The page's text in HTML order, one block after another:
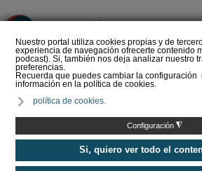
Nuestro portal utiliza cookies propias y de
experiencia de navegación ofrecerte contenido
podcast). Si, también nos deja analizar nuestro
preferencias.
Recuerda que puedes cambiar la configuración
información en la política de cookies.
política de cookies.
Configuración ◮
Si, quiero ver todo el
del Amperio